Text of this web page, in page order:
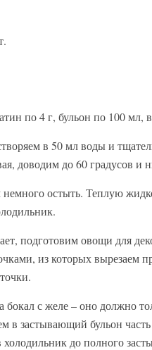
по 4 г, бульон по 100 мл,
в 50 мл воды и
доводим до 60 градусов и
остыть. Теплую
подготовим овощи для
из которых вырезаем
бокал с желе – оно должно
в застывающий бульон
до полного